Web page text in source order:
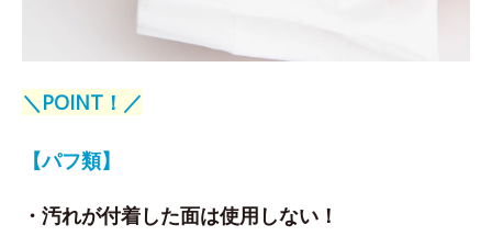
＼POINT！／
【パフ類】
・汚れが付着した面は使用しない！